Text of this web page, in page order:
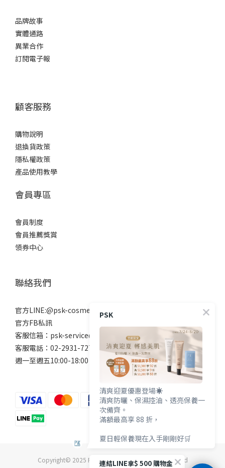
品牌故事
實體通路
異業合作
訂閱電子報
顧客服務
購物說明
退換貨政策
隱私權政策
產品使用教學
會員專區
會員制度
會員推薦獎賞
領券中心
聯絡我們
官方LINE:@psk-cosmetic
官方FB私訊
客服信箱：psk-service@beanne.com.tw
客服電話：02-2931-7272
週一至週五10:00-18:00 例假日除外
Copyright© 2025 PSK深海美肌專家 All Rights Reserved
PSK
清爽迎夏優惠登場☀️
清爽防曬、保濕控油、透亮保養一
次備齊。
滿額最高享 88 折，
夏日輕保養現在入手剛剛好🛒
連結LINE拿$ 500 購物金